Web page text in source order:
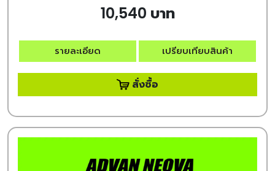
10,540 บาท
รายละเอียด เปรียบเทียบสินค้า
สั่งซื้อ